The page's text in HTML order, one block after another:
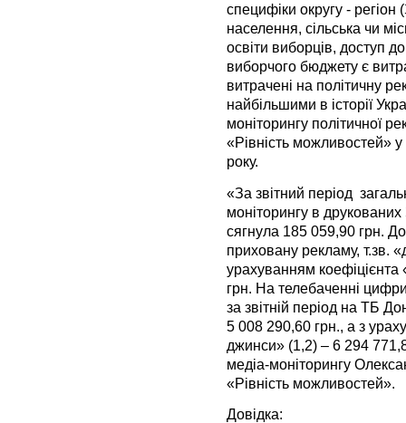
специфіки округу - регіон
населення, сільська чи
освіти виборців, доступ
виборчого бюджету є
витрачені на політичну
найбільшими в історії
моніторингу політичної
«Рівність можливостей»
року.
«За звітний період
моніторингу в
сягнула 185 059,90 грн.
приховану рекламу, т.зв.
урахуванням
грн. На телебаченні
за звітній період на ТБ
5 008 290,60 грн., а з
джинси» (1,2) – 6 294
медіа-моніторингу
«Рівність можливостей».
Довідка: